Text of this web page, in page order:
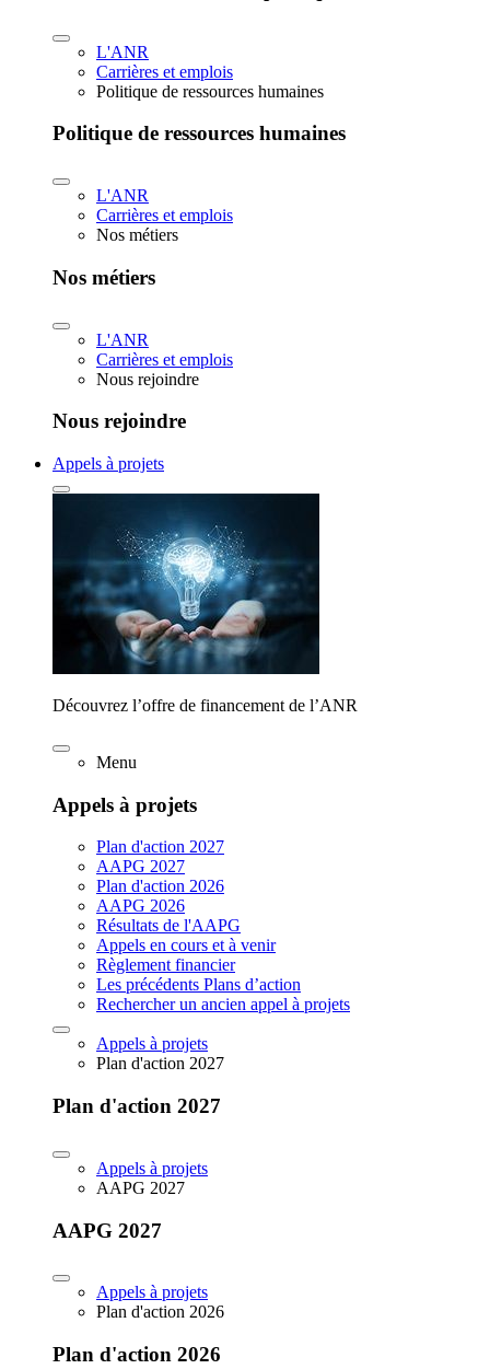
L'ANR
Carrières et emplois
Politique de ressources humaines
Politique de ressources humaines
L'ANR
Carrières et emplois
Nos métiers
Nos métiers
L'ANR
Carrières et emplois
Nous rejoindre
Nous rejoindre
Appels à projets
Découvrez l’offre de financement de l’ANR
Menu
Appels à projets
Plan d'action 2027
AAPG 2027
Plan d'action 2026
AAPG 2026
Résultats de l'AAPG
Appels en cours et à venir
Règlement financier
Les précédents Plans d’action
Rechercher un ancien appel à projets
Appels à projets
Plan d'action 2027
Plan d'action 2027
Appels à projets
AAPG 2027
AAPG 2027
Appels à projets
Plan d'action 2026
Plan d'action 2026